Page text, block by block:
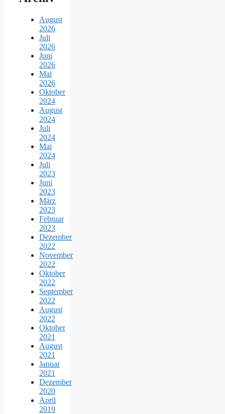
August
2026
Juli
2026
Juni
2026
Mai
2026
Oktober
2024
August
2024
Juli
2024
Mai
2024
Juli
2023
Juni
2023
März
2023
Februar
2023
Dezember
2022
November
2022
Oktober
2022
September
2022
August
2022
Oktober
2021
August
2021
Januar
2021
Dezember
2020
April
2019